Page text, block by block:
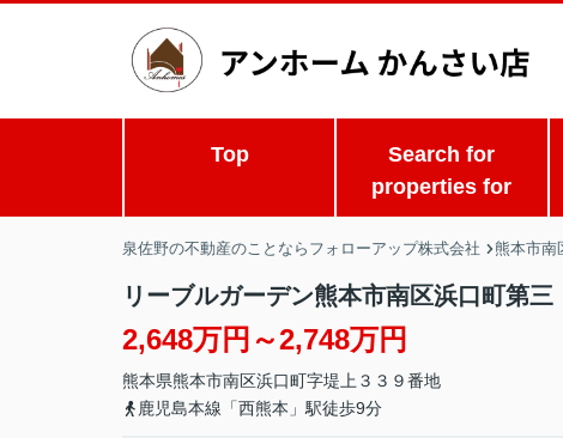
Top
Search for
properties for
泉佐野の不動産のことならフォローアップ株式会社 熊本市南
リーブルガーデン熊本市南区浜口町第三
2,648万円～2,748万円
熊本県熊本市南区浜口町字堤上３３９番地
鹿児島本線「西熊本」駅徒歩9分